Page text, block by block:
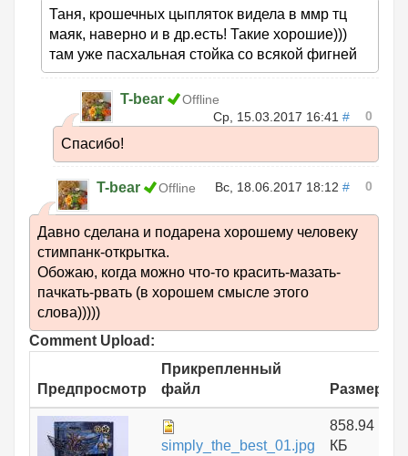
Таня, крошечных цыпляток видела в ммр тц
маяк, наверно и в др.есть! Такие хорошие)))
там уже пасхальная стойка со всякой фигней
T-bear
Offline
Ср, 15.03.2017 16:41 # 0
Спасибо!
T-bear Offline Вс, 18.06.2017 18:12 # 0
Давно сделана и подарена хорошему человеку
стимпанк-открытка.
Обожаю, когда можно что-то красить-мазать-
пачкать-рвать (в хорошем смысле этого
слова)))))
Comment Upload:
Предпросмотр
Прикрепленный
файл
Размер
simply_the_best_01.jpg
858.94
КБ